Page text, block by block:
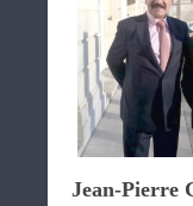
Jean-Pierre